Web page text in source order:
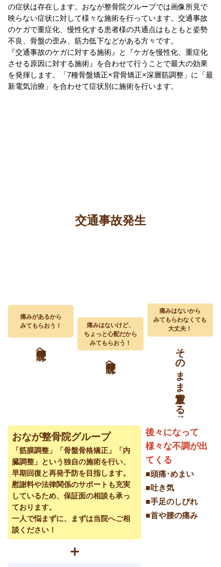
の症状は存在します。おなが整骨院グループでは画像所見で
映らない症状に対して様々な施術を行っています。交通事故
のケガで重症化、慢性化する患者様の共通点はもともと姿勢
不良、骨盤の歪み、筋力低下などがある方々です。
『交通事故のケガに対する施術』と『ケガを慢性化、重症化
させる原因に対する施術』を合わせて行うことで最大の効果
を発揮します。「7種骨盤矯正×背骨矯正×深層筋調整」に「最
新電気治療」を合わせて症状別に施術を行います。
交通事故発生
痛みがあるから
みてもらおう！
整骨院へ→
痛みはないけど、
ちょっと心配だから
みてもらおう！
整骨院へ→
痛みはないから
みてもらわなくても
大丈夫！
そのまま放置する→
おなが整骨院グループ
「筋膜調整」「骨盤骨格矯正」「内
臓調整」という独自の施術を行い、
早期回復と再発予防を目指します。
慰謝料や法律関係のサポートも充実
しているため、保証面の相談も承っ
ております。
一人で悩まずに、まずは当院へご相
談ください！
＋
後々になって
様々な不調が出
てくる
■頭痛･めまい
■吐き気
■手足のしびれ
■首や腰の痛み